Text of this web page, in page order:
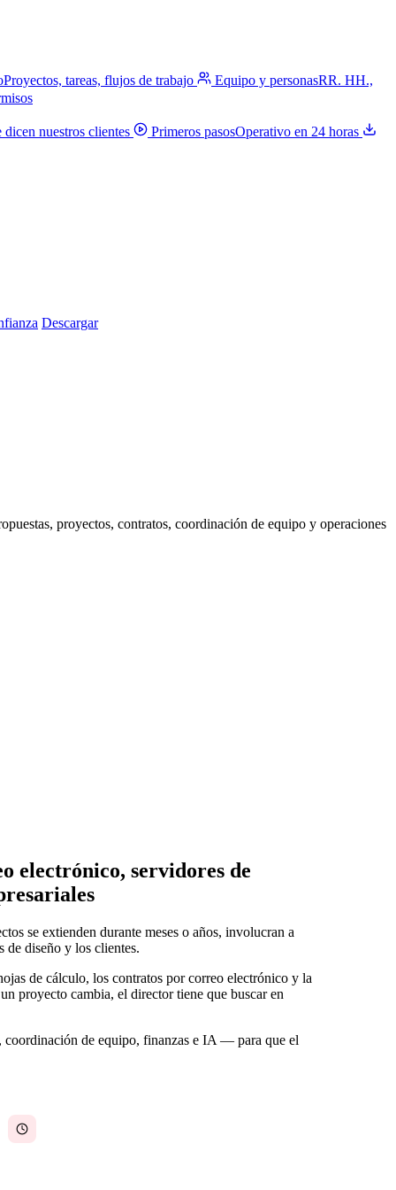
Proyectos, tareas, flujos de trabajo Equipo y personasRR. HH.,
dicen nuestros clientes Primeros pasosOperativo en 24 horas
Descargar
proyectos, contratos, coordinación de equipo y operaciones
electrónico, servidores de
se extienden durante meses o años, involucran a
de diseño y los clientes.
de cálculo, los contratos por correo electrónico y la
proyecto cambia, el director tiene que buscar en
coordinación de equipo, finanzas e IA — para que el